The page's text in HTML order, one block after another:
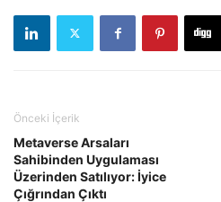
Önceki İçerik
Metaverse Arsaları
Sahibinden Uygulaması
Üzerinden Satılıyor: İyice
Çığrından Çıktı